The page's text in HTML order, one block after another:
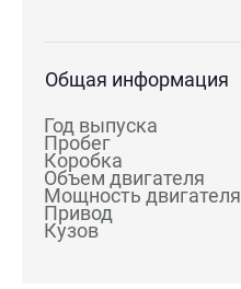
Общая информация
Год выпуска
Пробег
Коробка
Объем двигателя
Мощность двигателя
Привод
Кузов